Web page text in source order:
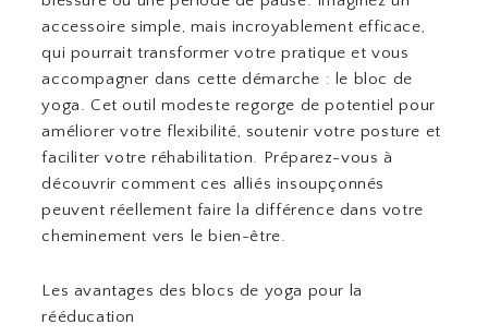
accessoire simple, mais incroyablement efficace,
qui pourrait transformer votre pratique et vous
accompagner dans cette démarche : le bloc de
yoga. Cet outil modeste regorge de potentiel pour
améliorer votre flexibilité, soutenir votre posture et
faciliter votre réhabilitation. Préparez-vous à
découvrir comment ces alliés insoupçonnés
peuvent réellement faire la différence dans votre
cheminement vers le bien-être.
Les avantages des blocs de yoga pour la
rééducation